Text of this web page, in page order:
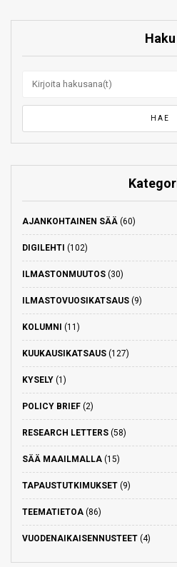
Haku
AJANKOHTAINEN SÄÄ (60)
DIGILEHTI (102)
ILMASTONMUUTOS (30)
ILMASTOVUOSIKATSAUS (9)
KOLUMNI (11)
KUUKAUSIKATSAUS (127)
KYSELY (1)
POLICY BRIEF (2)
RESEARCH LETTERS (58)
SÄÄ MAAILMALLA (15)
TAPAUSTUTKIMUKSET (9)
TEEMATIETOA (86)
VUODENAIKAISENNUSTEET (4)